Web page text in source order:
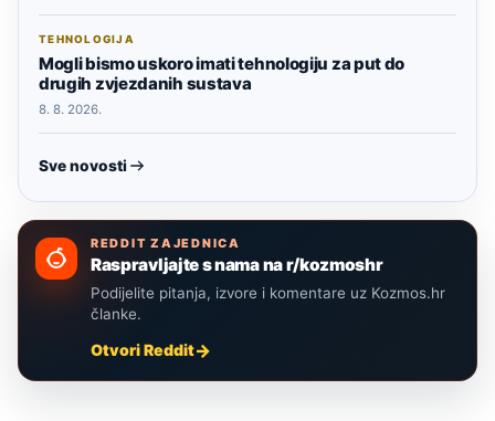
TEHNOLOGIJA
Mogli bismo uskoro imati tehnologiju za put do
drugih zvjezdanih sustava
8. 8. 2026.
Sve novosti
REDDIT ZAJEDNICA
Raspravljajte s nama na r/kozmoshr
Podijelite pitanja, izvore i komentare uz Kozmos.hr
članke.
Otvori Reddit